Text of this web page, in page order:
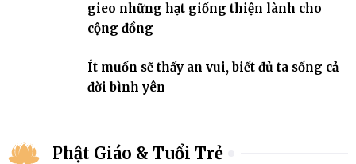
gieo những hạt giống thiện lành cho
cộng đồng
Ít muốn sẽ thấy an vui, biết đủ ta sống cả
đời bình yên
Phật Giáo & Tuổi Trẻ